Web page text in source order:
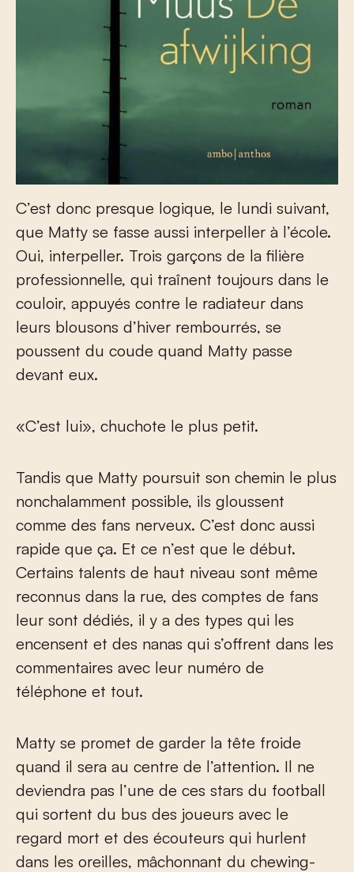
C’est donc presque logique, le lundi suivant,
que Matty se fasse aussi interpeller à l’école.
Oui, interpeller. Trois garçons de la filière
professionnelle, qui traînent toujours dans le
couloir, appuyés contre le radiateur dans
leurs blousons d’hiver rembourrés, se
poussent du coude quand Matty passe
devant eux.
«C’est lui», chuchote le plus petit.
Tandis que Matty poursuit son chemin le plus
nonchalamment possible, ils gloussent
comme des fans nerveux. C’est donc aussi
rapide que ça. Et ce n’est que le début.
Certains talents de haut niveau sont même
reconnus dans la rue, des comptes de fans
leur sont dédiés, il y a des types qui les
encensent et des nanas qui s’offrent dans les
commentaires avec leur numéro de
téléphone et tout.
Matty se promet de garder la tête froide
quand il sera au centre de l’attention. Il ne
deviendra pas l’une de ces stars du football
qui sortent du bus des joueurs avec le
regard mort et des écouteurs qui hurlent
dans les oreilles, mâchonnant du chewing-